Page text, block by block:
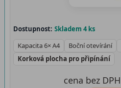
Dostupnost: Skladem 4 ks
Kapacita 6× A4
Boční otevírání
Korková plocha pro připínání
cena bez DPH